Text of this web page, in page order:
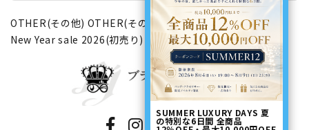
OTHER(その他) OTHER(その他) 文具＆ラッピング
New Year sale 2026(初売り)
SUMMER LUXURY DAYS 夏
の特別な6日間 全商品